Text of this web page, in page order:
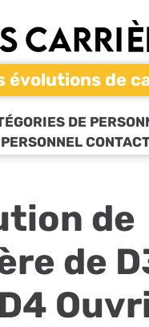
évolutions de
DE
de
de